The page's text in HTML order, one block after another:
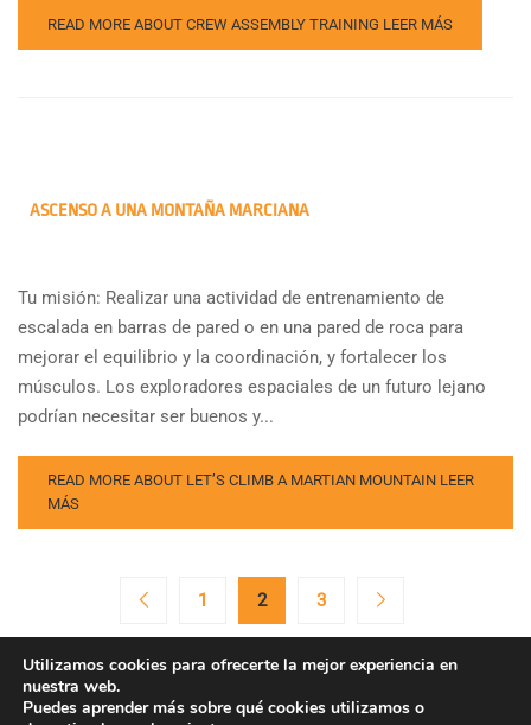
READ MORE ABOUT CREW ASSEMBLY TRAINING LEER MÁS
ASCENSO A UNA MONTAÑA MARCIANA
Tu misión: Realizar una actividad de entrenamiento de
escalada en barras de pared o en una pared de roca para
mejorar el equilibrio y la coordinación, y fortalecer los
músculos. Los exploradores espaciales de un futuro lejano
podrían necesitar ser buenos y...
READ MORE ABOUT LET’S CLIMB A MARTIAN MOUNTAIN LEER
MÁS
1 2 3
Utilizamos cookies para ofrecerte la mejor experiencia en
nuestra web.
Puedes aprender más sobre qué cookies utilizamos o